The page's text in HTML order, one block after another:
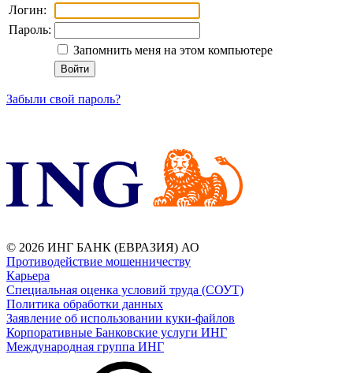
Логин:
Пароль:
Запомнить меня на этом компьютере
Забыли свой пароль?
© 2026 ИНГ БАНК (ЕВРАЗИЯ) АО
Противодействие мошенничеству
Карьера
Специальная оценка условий труда (СОУТ)
Политика обработки данных
Заявление об использовании куки-файлов
Корпоративные Банковские услуги ИНГ
Международная группа ИНГ